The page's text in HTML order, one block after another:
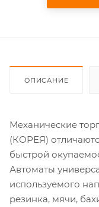
ОПИСАНИЕ
Механические
(КОРЕЯ)
быстрой
Автоматы
используемого
резинка, мячи,